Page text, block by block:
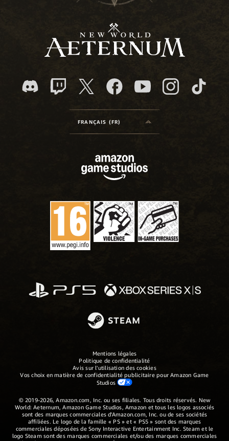
FRANÇAIS (FR)
Mentions légales
Politique de confidentialité
Avis sur l'utilisation des cookies
Vos choix en matière de confidentialité publicitaire pour Amazon Game
Studios
© 2019-2026, Amazon.com, Inc. ou ses filiales. Tous droits réservés. New
World: Aeternum, Amazon Game Studios, Amazon et tous les logos associés
sont des marques commerciales d'Amazon.com, Inc. ou de ses sociétés
affiliées. Le logo de la famille « PS » et « PS5 » sont des marques
commerciales déposées de Sony Interactive Entertainment Inc. Steam et le
logo Steam sont des marques commerciales et/ou des marques commerciales